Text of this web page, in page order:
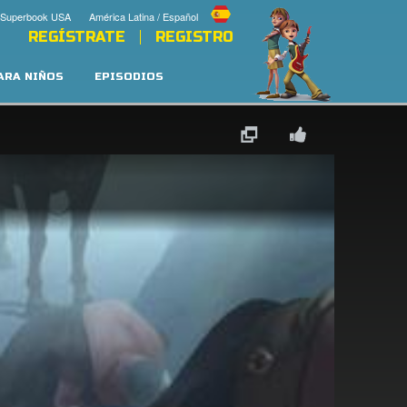
América Latina / Español
USA
REGÍSTRATE REGISTRO
NIÑOS EPISODIOS